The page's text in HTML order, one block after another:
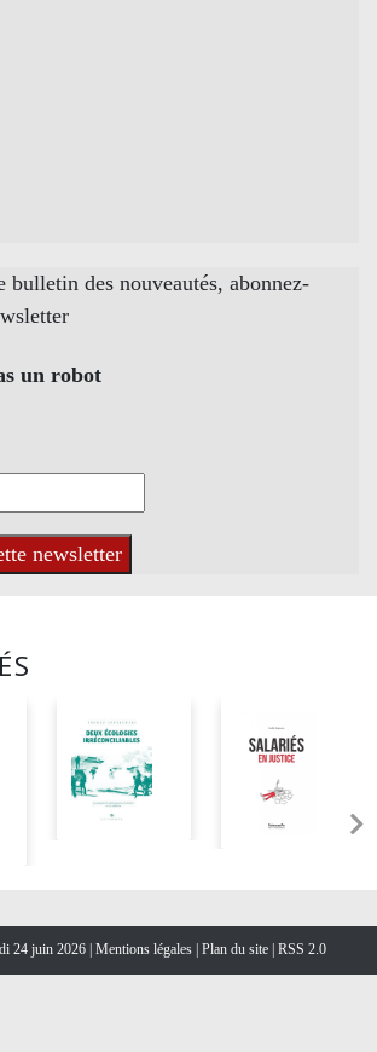
bulletin des nouveautés, abonnez-
un robot
24 juin 2026 | Mentions légales | Plan du site |RSS 2.0